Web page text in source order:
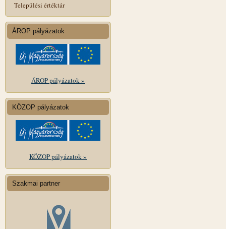
Települési értéktár
ÁROP pályázatok
ÁROP pályázatok »
KÖZOP pályázatok
KÖZOP pályázatok »
Szakmai partner